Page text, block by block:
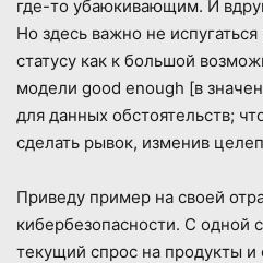
где-то убаюкивающим. И
Но здесь важно не
статусу как к большой
модели good enough [в
для данных обстоятельств;
сделать рывок, изменив
Приведу пример на своей
кибербезопасности. С одной
текущий спрос на продукты